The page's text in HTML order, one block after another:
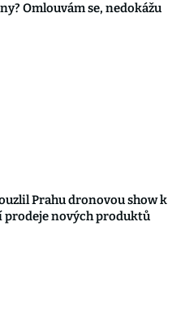
Omlouvám se, nedokážu
Prahu dronovou show k
prodeje nových produktů